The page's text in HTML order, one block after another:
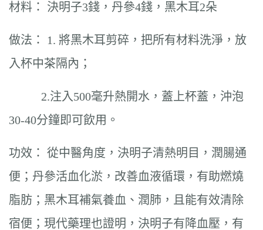
材料： 決明子3錢，丹參4錢，黑木耳2朵
做法： 1. 將黑木耳剪碎，把所有材料洗淨，放
入杯中茶隔內；
2.注入500毫升熱開水，蓋上杯蓋，沖泡
30-40分鐘即可飲用。
功效： 從中醫角度，決明子清熱明目，潤腸通
便；丹參活血化淤，改善血液循環，有助燃燒
脂肪；黑木耳補氣養血、潤肺，且能有效清除
宿便；現代藥理也證明，決明子有降血壓，有